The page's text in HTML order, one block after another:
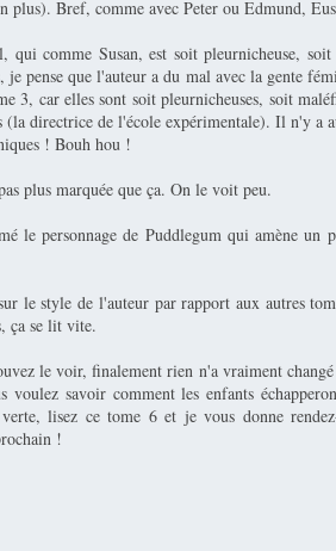
plus). Bref, comme avec Peter ou Edmund,
qui comme Susan, est soit pleurnicheuse,
pense que l'auteur a du mal avec la gente
3, car elles sont soit pleurnicheuses, soit
(la directrice de l'école expérimentale). Il n'y a
! Bouh hou !
plus marquée que ça. On le voit peu.
le personnage de Puddlegum qui amène un
le style de l'auteur par rapport aux autres
ça se lit vite.
le voir, finalement rien n'a vraiment
savoir comment les enfants
lisez ce tome 6 et je vous donne
!